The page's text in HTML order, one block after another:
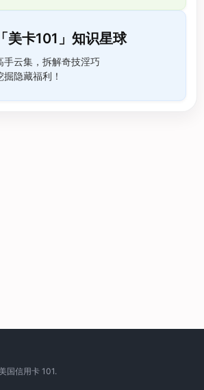
「美卡101」知识星球
手云集，拆解奇技淫巧
掘隐藏福利！
美国信用卡 101.